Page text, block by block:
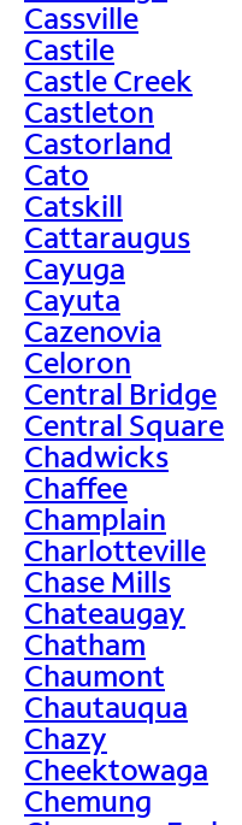
Cassville
Castile
Castle Creek
Castleton
Castorland
Cato
Catskill
Cattaraugus
Cayuga
Cayuta
Cazenovia
Celoron
Central Bridge
Central Square
Chadwicks
Chaffee
Champlain
Charlotteville
Chase Mills
Chateaugay
Chatham
Chaumont
Chautauqua
Chazy
Cheektowaga
Chemung